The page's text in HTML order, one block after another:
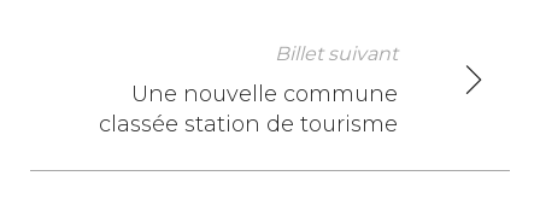
t
Billet suivant
Une nouvelle commune
classée station de tourisme